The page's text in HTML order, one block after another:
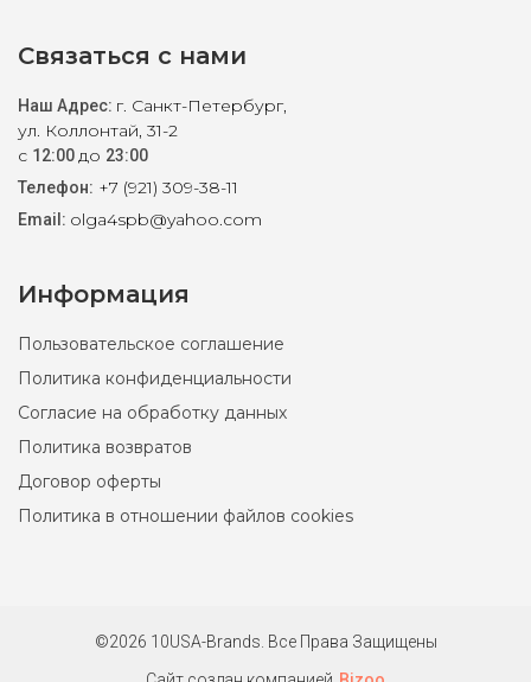
пояс.Комфортный пояс на резинке. Пуговки обтянутые тканью.
бедрах. Маркировка американский 12-й на размер 50+ и 16-й
на размер 54.
Связаться с нами
Наш Адрес: г. Санкт-Петербург,
ул. Коллонтай, 31-2
с 12:00до 23:00
Телефон: +7 (921) 309-38-11
Email: olga4spb@yahoo.com
Информация
Пользовательское соглашение
Политика конфиденциальности
Согласие на обработку данных
Политика возвратов
Договор оферты
Политика в отношении файлов cookies
©2026 10USA-Brands. Все Права Защищены